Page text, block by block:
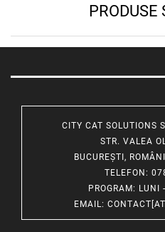
PRODUSE
CITY CAT SOLUTIONS
STR. VALEA
BUCUREȘTI,
TELEFON :
PROGRAM: LUNI
EMAIL: